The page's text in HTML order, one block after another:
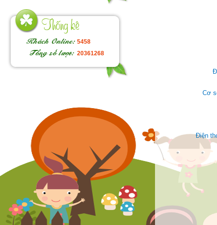
5458
20361268
Cơ
Điện